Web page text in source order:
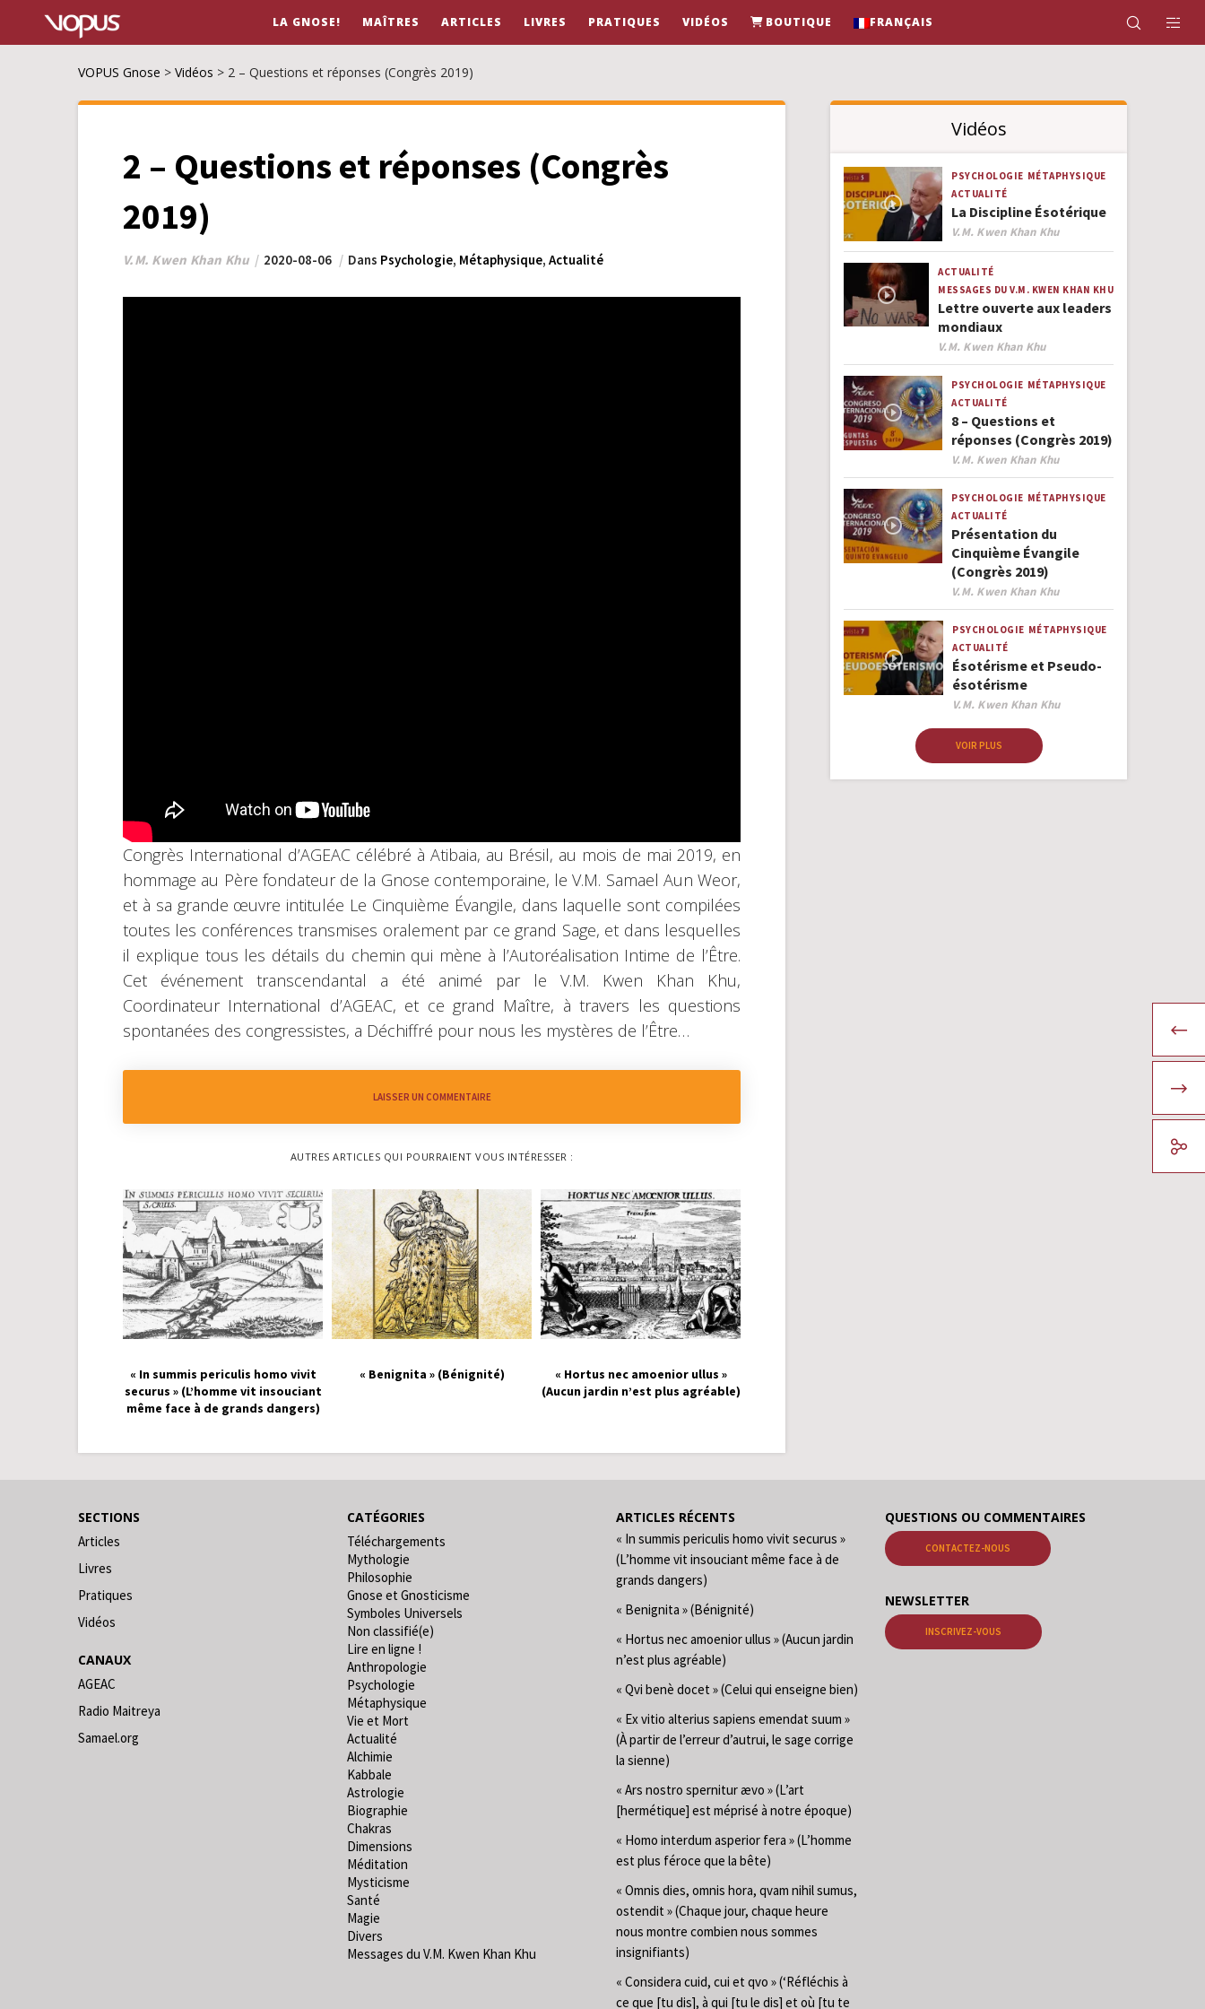
LA GNOSE! MAÎTRES ARTICLES LIVRES PRATIQUES VIDÉOS BOUTIQUE FRANÇAIS
VOPUS Gnose > Vidéos > 2 – Questions et réponses (Congrès 2019)
2 – Questions et réponses (Congrès
2019)
V.M. Kwen Khan Khu 2020-08-06 Dans Psychologie, Métaphysique, Actualité
Congrès International d’AGEAC célébré à Atibaia, au Brésil, au mois de mai 2019, en
hommage au Père fondateur de la Gnose contemporaine, le V.M. Samael Aun Weor,
et à sa grande œuvre intitulée Le Cinquième Évangile, dans laquelle sont compilées
toutes les conférences transmises oralement par ce grand Sage, et dans lesquelles
il explique tous les détails du chemin qui mène à l’Autoréalisation Intime de l’Être.
Cet événement transcendantal a été animé par le V.M. Kwen Khan Khu,
Coordinateur International d’AGEAC, et ce grand Maître, à travers les questions
spontanées des congressistes, a Déchiffré pour nous les mystères de l’Être…
LAISSER UN COMMENTAIRE
AUTRES ARTICLES QUI POURRAIENT VOUS INTÉRESSER :
« In summis periculis homo vivit
securus » (L’homme vit insouciant
même face à de grands dangers)
« Benignita » (Bénignité)
« Hortus nec amoenior ullus »
(Aucun jardin n’est plus agréable)
Vidéos
PSYCHOLOGIE MÉTAPHYSIQUE
ACTUALITÉ
La Discipline Ésotérique
Author
V.M. Kwen Khan Khu
ACTUALITÉ
MESSAGES DU V.M. KWEN KHAN KHU
Lettre ouverte aux leaders
mondiaux
Author
V.M. Kwen Khan Khu
PSYCHOLOGIE MÉTAPHYSIQUE
ACTUALITÉ
8 – Questions et
réponses (Congrès 2019)
Author
V.M. Kwen Khan Khu
PSYCHOLOGIE MÉTAPHYSIQUE
ACTUALITÉ
Présentation du
Cinquième Évangile
(Congrès 2019)
Author
V.M. Kwen Khan Khu
PSYCHOLOGIE MÉTAPHYSIQUE
ACTUALITÉ
Ésotérisme et Pseudo-
ésotérisme
Author
V.M. Kwen Khan Khu
VOIR PLUS
SECTIONS
Articles
Livres
Pratiques
Vidéos
CANAUX
AGEAC
Radio Maitreya
Samael.org
CATÉGORIES
Téléchargements
Mythologie
Philosophie
Gnose et Gnosticisme
Symboles Universels
Non classifié(e)
Lire en ligne !
Anthropologie
Psychologie
Métaphysique
Vie et Mort
Actualité
Alchimie
Kabbale
Astrologie
Biographie
Chakras
Dimensions
Méditation
Mysticisme
Santé
Magie
Divers
Messages du V.M. Kwen Khan Khu
ARTICLES RÉCENTS
« In summis periculis homo vivit securus »
(L’homme vit insouciant même face à de
grands dangers)
« Benignita » (Bénignité)
« Hortus nec amoenior ullus » (Aucun jardin
n’est plus agréable)
« Qvi benè docet » (Celui qui enseigne bien)
« Ex vitio alterius sapiens emendat suum »
(À partir de l’erreur d’autrui, le sage corrige
la sienne)
« Ars nostro spernitur ævo » (L’art
[hermétique] est méprisé à notre époque)
« Homo interdum asperior fera » (L’homme
est plus féroce que la bête)
« Omnis dies, omnis hora, qvam nihil sumus,
ostendit » (Chaque jour, chaque heure
nous montre combien nous sommes
insignifiants)
« Considera cuid, cui et qvo » (‘Réfléchis à
ce que [tu dis], à qui [tu le dis] et où [tu te
QUESTIONS OU COMMENTAIRES
CONTACTEZ-NOUS
NEWSLETTER
INSCRIVEZ-VOUS